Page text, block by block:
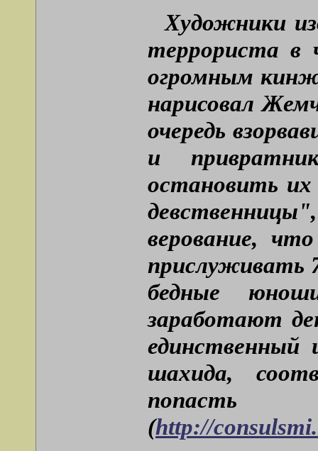
Художники
террориста в
огромным
нарисовал
очередь
и
остановить
верование,
прислуживать
бедные
заработают
шахида,
(http://